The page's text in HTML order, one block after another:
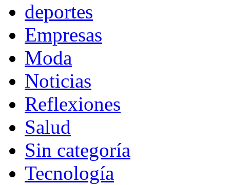
deportes
Empresas
Moda
Noticias
Reflexiones
Salud
Sin categoría
Tecnología